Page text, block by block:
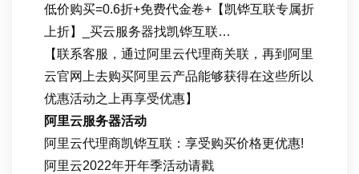
低价购买=0.6折+免费代金卷+【凯铧互联专属折
上折】_买云服务器找凯铧互联…
【联系客服，通过阿里云代理商关联，再到阿里
云官网上去购买阿里云产品能够获得在这些所以
优惠活动之上再享受优惠】
阿里云服务器活动
阿里云代理商凯铧互联：享受购买价格更优惠!
阿里云2022年开年季活动请戳